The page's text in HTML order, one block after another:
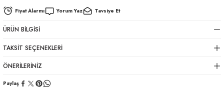
Fiyat Alarmı Yorum Yaz Tavsiye Et
ÜRÜN BILGISI
TAKSIT SEÇENEKLERI
ÖNERILERINIZ
Paylaş